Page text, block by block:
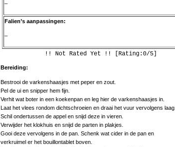
–
Falien’s aanpassingen:
–
!! Not Rated Yet !! [Rating:0/5]
Bereiding:
Bestrooi de varkenshaasjes met peper en zout.
Pel de ui en snipper hem fijn.
Verhit wat boter in een koekenpan en leg hier de varkenshaasjes in.
Laat het vlees rondom dichtschroeien en draai het vuur vervolgens laag.
Schil ondertussen de appel en snijd deze in vieren.
Verwijder het klokhuis en snijd de parten in plakjes.
Gooi deze vervolgens in de pan. Schenk wat cider in de pan en
verkruimel er het bouillontablet boven.